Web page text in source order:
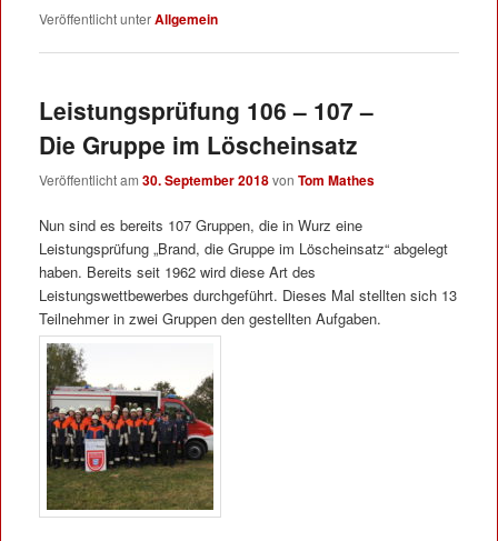
Veröffentlicht unterAllgemein
Leistungsprüfung 106 – 107 –
Die Gruppe im Löscheinsatz
Veröffentlicht am 30. September 2018von Tom Mathes
Nun sind es bereits 107 Gruppen, die in Wurz eine
Leistungsprüfung „Brand, die Gruppe im Löscheinsatz“ abgelegt
haben. Bereits seit 1962 wird diese Art des
Leistungswettbewerbes durchgeführt. Dieses Mal stellten sich 13
Teilnehmer in zwei Gruppen den gestellten Aufgaben.